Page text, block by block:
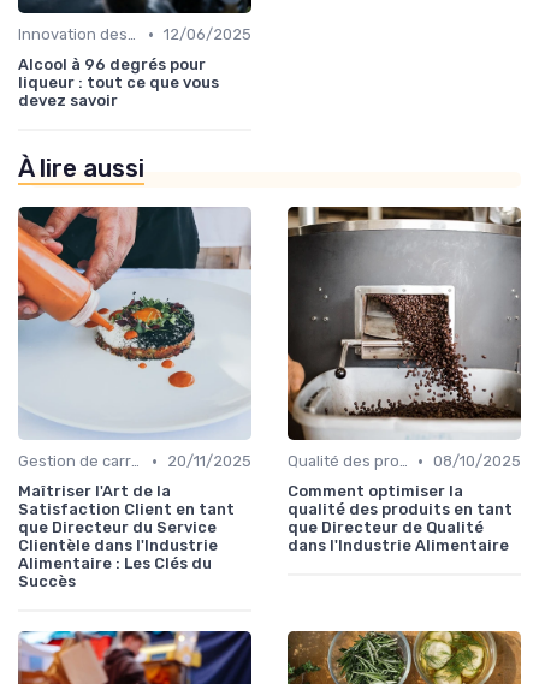
Innovation des recettes • 12/06/2025
Alcool à 96 degrés pour
liqueur : tout ce que vous
devez savoir
À lire aussi
Gestion de carrière dans la food •
20/11/2025
Maîtriser l'Art de la
Satisfaction Client en tant
que Directeur du Service
Clientèle dans l'Industrie
Alimentaire : Les Clés du
Succès
Qualité des produits • 08/10/2025
Comment optimiser la
qualité des produits en tant
que Directeur de Qualité
dans l'Industrie Alimentaire